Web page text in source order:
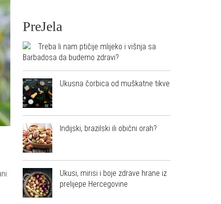
PreJela
Treba li nam ptičije mlijeko i višnja sa
Barbadosa da budemo zdravi?
Ukusna čorbica od muškatne tikve
Indijski, brazilski ili obični orah?
Ukusi, mirisi i boje zdrave hrane iz
prelijepe Hercegovine